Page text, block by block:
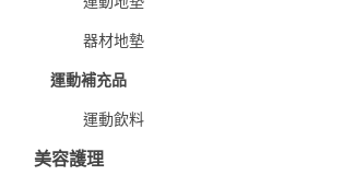
器材地墊
運動補充品
運動飲料
美容護理